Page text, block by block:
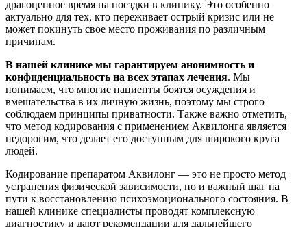
драгоценное время на поездки в клинику. Это особенно
актуально для тех, кто переживает острый кризис или не
может покинуть свое место проживания по различным
причинам.
В нашей клинике мы гарантируем анонимность и
конфиденциальность на всех этапах лечения. Мы
понимаем, что многие пациенты боятся осуждения и
вмешательства в их личную жизнь, поэтому мы строго
соблюдаем принципы приватности. Также важно отметить,
что метод кодирования с применением Аквилонга является
недорогим, что делает его доступным для широкого круга
людей.
Кодирование препаратом Аквилонг — это не просто метод
устранения физической зависимости, но и важный шаг на
пути к восстановлению психоэмоционального состояния. В
нашей клинике специалисты проводят комплексную
диагностику и дают рекомендации для дальнейшего